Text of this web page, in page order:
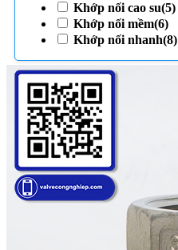
Khớp nối cao su(5)
Khớp nối mềm(6)
Khớp nối nhanh(8)